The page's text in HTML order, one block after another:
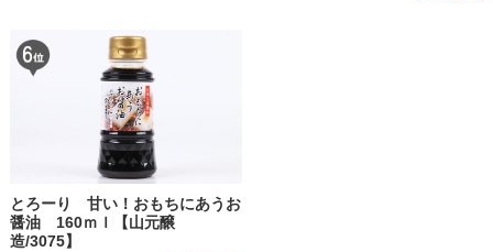
とろーり 甘い！おもちにあうお
醤油 160ｍｌ【山元醸
造/3075】